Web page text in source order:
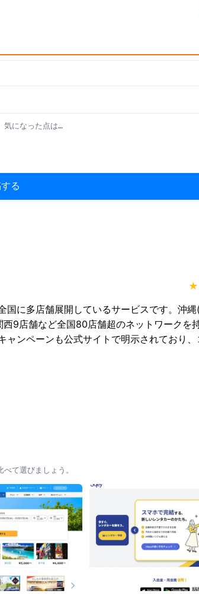
る
国に多店舗展開しているサービスです。沖
9店舗など全国80店舗超のネットワークを
ンペーンも公式サイトで明示されており
て選びましょう。